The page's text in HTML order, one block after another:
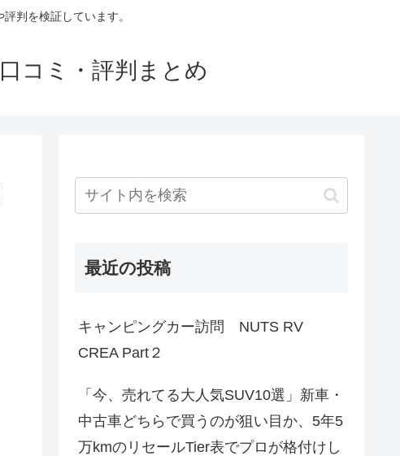
判を検証しています。
コミ・評判まとめ
最近の投稿
キャンピングカー訪問 NUTS RV
CREA Part２
「今、売れてる大人気SUV10選」新車・
中古車どちらで買うのが狙い目か、5年5
万kmのリセールTier表でプロが格付けし